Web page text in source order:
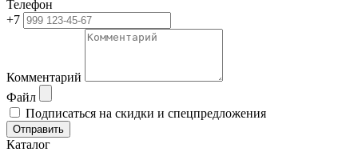
Телефон
+7
Комментарий
Файл
Подписаться на скидки и спецпредложения
Отправить
Каталог